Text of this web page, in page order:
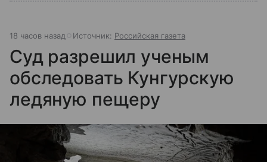
18 часов назад Источник: Российская газета
Суд разрешил ученым
обследовать Кунгурскую
ледяную пещеру